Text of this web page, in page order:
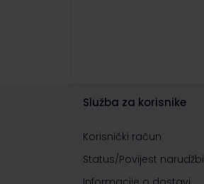
Služba za korisnike
Korisnički račun
Status/Povijest narudžbi